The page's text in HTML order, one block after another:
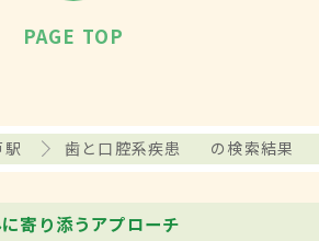
PAGE TOP
歯と口腔系疾患 の検索結果
寄り添うアプローチ